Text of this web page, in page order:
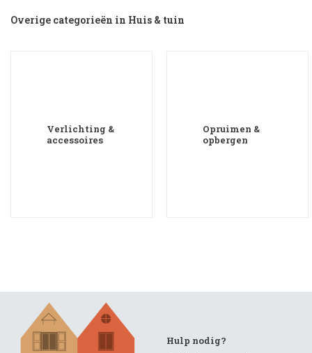
Overige categorieën in Huis & tuin
Verlichting &
accessoires
Opruimen &
opbergen
Hulp nodig?